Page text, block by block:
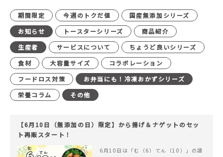
期間限定 今週のトクだ値
国産無添加シリーズ
お知らせ
トースターシリーズ
商品紹介
生産者
サービスについて
ちょうど良いシリーズ
食材
大容量サイズ
コラボレーション
フードロス対策
お弁当にも！冷凍おかずシリーズ
栄養コラム
その他
【6月10日（無添加の日）限定】から揚げ＆ナゲットのセッ
ト再販スタート！
6月10日は「む（6）てん（10）」の語